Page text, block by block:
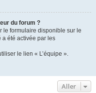
du forum ?
le formulaire disponible sur le
a été activée par les
le lien « L’équipe ».
Aller